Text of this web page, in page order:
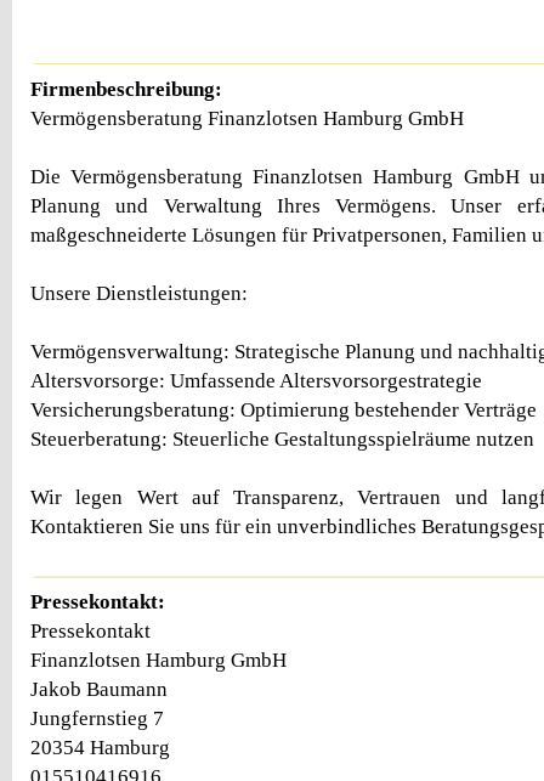
Firmenbeschreibung:
Vermögensberatung Finanzlotsen Hamburg GmbH
Die Vermögensberatung Finanzlotsen Hamburg GmbH
Planung und Verwaltung Ihres Vermögens. Unser
maßgeschneiderte Lösungen für Privatpersonen, Familien
Unsere Dienstleistungen:
Vermögensverwaltung: Strategische Planung und
Altersvorsorge: Umfassende Altersvorsorgestrategie
Versicherungsberatung: Optimierung bestehender Verträge
Steuerberatung: Steuerliche Gestaltungsspielräume nutzen
Wir legen Wert auf Transparenz, Vertrauen und
Kontaktieren Sie uns für ein unverbindliches
Pressekontakt:
Pressekontakt
Finanzlotsen Hamburg GmbH
Jakob Baumann
Jungfernstieg 7
20354 Hamburg